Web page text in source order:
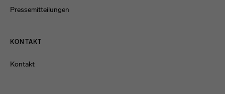
Pressemitteilungen
KONTAKT
Kontakt